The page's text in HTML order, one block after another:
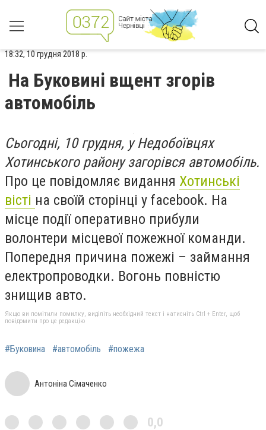
18:32, 10 грудня 2018 р.
На Буковині вщент згорів
автомобіль
Сьогодні, 10 грудня, у Недобоївцях
Хотинського району загорівся автомобіль.
Про це повідомляє видання Хотинські
вісті на своїй сторінці у facebook. На
місце події оперативно прибули
волонтери місцевої пожежної команди.
Попередня причина пожежі – займання
електропроводки. Вогонь повністю
знищив авто.
Якщо ви помітили помилку, виділіть необхідний текст і натисніть Ctrl + Enter, щоб
повідомити про це редакцію
#Буковина #автомобіль #пожежа
Антоніна Сімаченко
0,0